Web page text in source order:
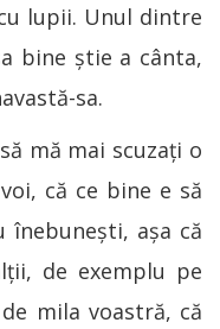
lupii. Unul dintre
bine știe a cânta,
sa.
mă mai scuzați o
că ce bine e să
așa că
de exemplu pe
mila voastră, că